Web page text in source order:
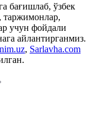
бағишлаб, ўзбек
таржимонлар,
учун фойдали
айлантирганмиз.
, Sarlavha.com